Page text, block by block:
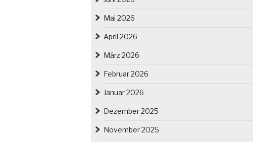
Mai 2026
April 2026
März 2026
Februar 2026
Januar 2026
Dezember 2025
November 2025